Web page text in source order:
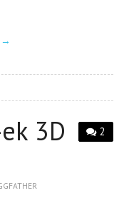
→
2
3D